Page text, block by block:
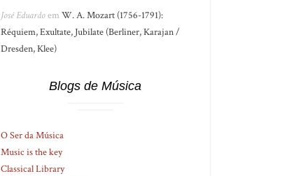
José EduardoemW. A. Mozart (1756-1791):
Réquiem, Exultate, Jubilate (Berliner, Karajan /
Dresden, Klee)
Blogs de Música
O Ser da Música
Music is the key
Classical Library